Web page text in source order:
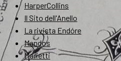
HarperCollins
Il Sito dell'Anello
La rivista Endóre
Mandos
Marietti